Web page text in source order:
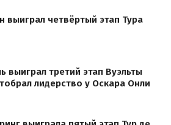
выиграл четвёртый этап Тура
выиграл третий этап Вуэльты
лидерство у Оскара Онли